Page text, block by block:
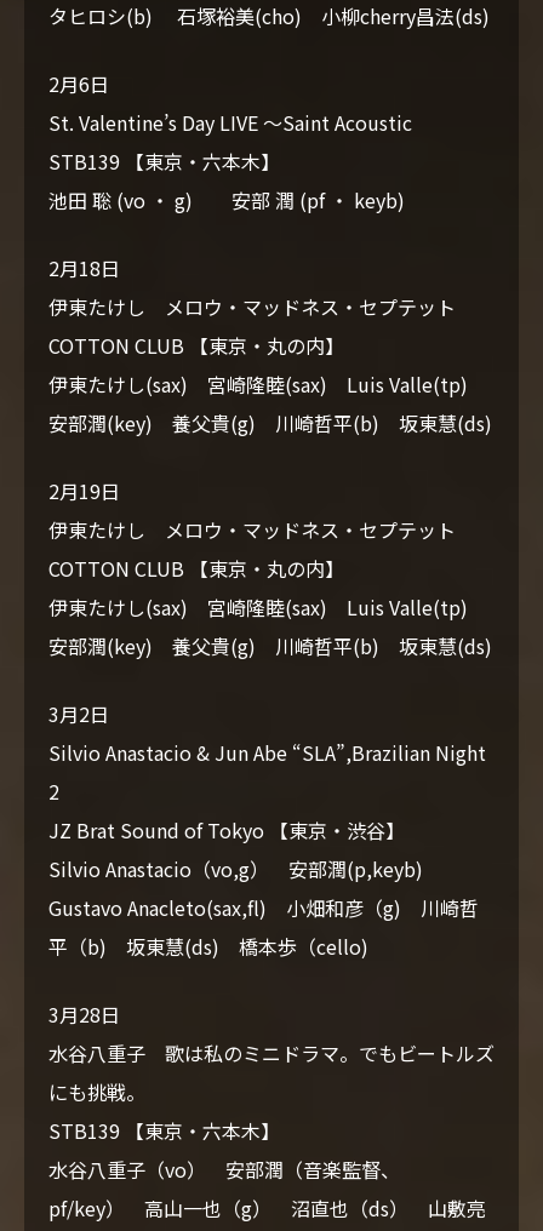
タヒロシ(b) 石塚裕美(cho) 小柳cherry昌法(ds)
2月6日
St. Valentine’s Day LIVE ～Saint Acoustic
STB139 【東京・六本木】
池田 聡 (vo ・ g) 安部 潤 (pf ・ keyb)
2月18日
伊東たけし メロウ・マッドネス・セプテット
COTTON CLUB 【東京・丸の内】
伊東たけし(sax) 宮崎隆睦(sax) Luis Valle(tp)
安部潤(key) 養父貴(g) 川崎哲平(b) 坂東慧(ds)
2月19日
伊東たけし メロウ・マッドネス・セプテット
COTTON CLUB 【東京・丸の内】
伊東たけし(sax) 宮崎隆睦(sax) Luis Valle(tp)
安部潤(key) 養父貴(g) 川崎哲平(b) 坂東慧(ds)
3月2日
Silvio Anastacio & Jun Abe “SLA”,Brazilian Night
2
JZ Brat Sound of Tokyo 【東京・渋谷】
Silvio Anastacio（vo,g） 安部潤(p,keyb)
Gustavo Anacleto(sax,fl) 小畑和彦（g) 川崎哲
平（b) 坂東慧(ds) 橋本歩（cello)
3月28日
水谷八重子 歌は私のミニドラマ。でもビートルズ
にも挑戦。
STB139 【東京・六本木】
水谷八重子（vo） 安部潤（音楽監督、
pf/key） 高山一也（g） 沼直也（ds） 山敷亮